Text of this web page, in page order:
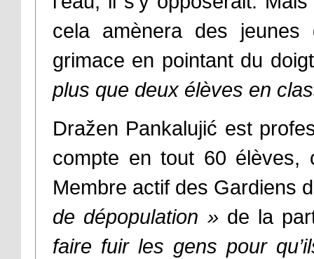
cela amènera des jeunes
grimace en pointant du
plus que deux élèves en
Dražen Pankalujić est
compte en tout 60 élèves,
Membre actif des Gardiens
de dépopulation » de la
faire fuir les gens pour